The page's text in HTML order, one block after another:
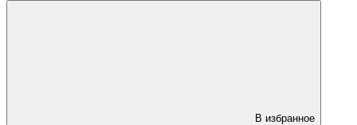
В избранное